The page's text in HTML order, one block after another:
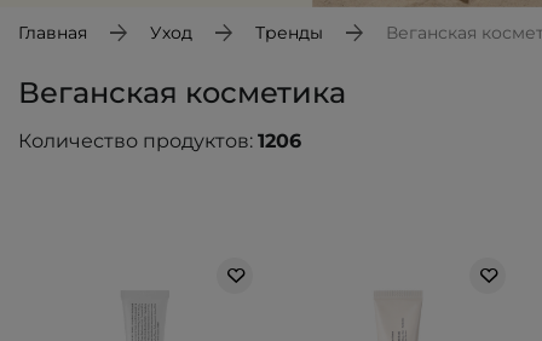
Главная Уход Тренды Веганская
Веганская косметика
Количество продуктов: 1206